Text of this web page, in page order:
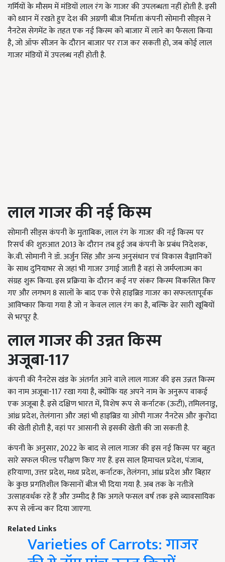
गर्मियों के मौसम में मंडियों लाल रंग के गाजर की उपलब्धता नहीं होती है. इसी
को ध्यान में रखते हुए देश की अग्रणी बीज निर्माता कंपनी सोमानी सीड्स ने
नैनटेस सेगमेंट के तहत एक नई किस्म को बाजार में लाने का फैसला किया
है, जो ऑफ सीजन के दौरान बाजार पर राज कर सकती हो, जब कोई लाल
गाजर मंडियों में उपलब्ध नहीं होती है.
लाल गाजर की नई किस्म
सोमानी सीड्स कंपनी के मुताबिक, लाल रंग के गाजर की नई किस्म पर
रिसर्च की शुरुआत 2013 के दौरान तब हुई जब कंपनी के प्रबंध निदेशक,
के.वी. सोमानी ने डॉ. अर्जुन सिंह और अन्य अनुसंधान एवं विकास वैज्ञानिकों
के साथ दुनियाभर से जहां भी गाजर उगाई जाती है वहां से जर्मप्लाज्म का
संग्रह शुरू किया. इस प्रक्रिया के दौरान कई नए संकर किस्म विकसित किए
गए और लगभग 8 सालों के बाद एक ऐसे हाइब्रिड गाजर का सफलतापूर्वक
आविष्कार किया गया है जो न केवल लाल रंग का है, बल्कि ढेर सारी खूबियों
से भरपूर है.
लाल गाजर की उन्नत किस्म
अजूबा-117
कंपनी की नैनटेस खंड के अंतर्गत आने वाले लाल गाजर की इस उन्नत किस्म
का नाम अजूबा-117 रखा गया है, क्योंकि यह अपने नाम के अनुरूप वाकई
एक अजूबा है. इसे दक्षिण भारत में, विशेष रूप से कर्नाटक (ऊटी), तमिलनाडु,
आंध्र प्रदेश, तेलंगाना और जहां भी हाइब्रिड या ओपी गाजर नैनटेस और कुरोदा
की खेती होती है, वहां पर आसानी से इसकी खेती की जा सकती है.
कंपनी के अनुसार, 2022 के बाद से लाल गाजर की इस नई किस्म पर बहुत
सारे सफल फील्ड परीक्षण किए गए हैं. इस साल हिमाचल प्रदेश, पंजाब,
हरियाणा, उत्तर प्रदेश, मध्य प्रदेश, कर्नाटक, तेलंगना, आंध्र प्रदेश और बिहार
के कुछ प्रगतिशील किसानों बीज भी दिया गया है. अब तक के नतीजे
उत्साहवर्धक रहे हैं और उम्मीद है कि अगले फसल वर्ष तक इसे व्यावसायिक
रूप से लॉन्च कर दिया जाएगा.
Related Links
Varieties of Carrots: गाजर